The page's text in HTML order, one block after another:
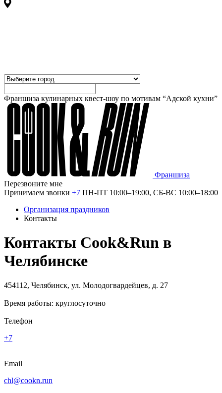
Франшиза кулинарных квест-шоу по мотивам “Адской кухни”
Франшиза
Перезвоните мне
Принимаем звонки +7 ПН-ПТ 10:00–19:00, СБ-ВС 10:00–18:00
Организация праздников
Контакты
Контакты Cook&Run в
Челябинске
454112, Челябинск, ул. Молодогвардейцев, д. 27
Время работы: круглосуточно
Телефон
+7
Email
chl@cookn.run